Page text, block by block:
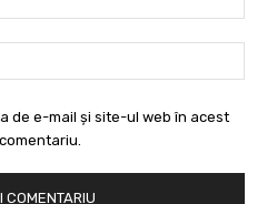
de e-mail și site-ul web în acest